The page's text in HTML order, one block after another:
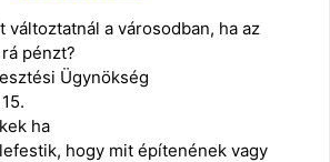
változtatnál a városodban, ha az
pénzt?
Ügynökség
ha
hogy mit építenének vagy